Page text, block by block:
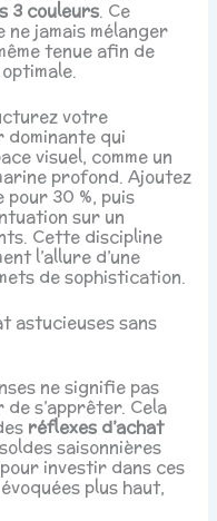
3 couleurs. Ce
jamais mélanger
tenue afin de
votre
dominante qui
visuel, comme un
profond. Ajoutez
30 %, puis
sur un
Cette discipline
l’allure d’une
de sophistication.
astucieuses sans
ne signifie pas
s’apprêter. Cela
réflexes d’achat
saisonnières
investir dans ces
plus haut,